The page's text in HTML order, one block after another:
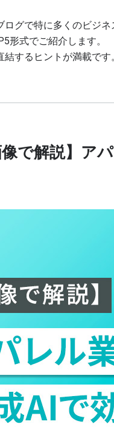
ログで特に多くのビジ
形式でご紹介します。
するヒントが満載です
で解説】ア